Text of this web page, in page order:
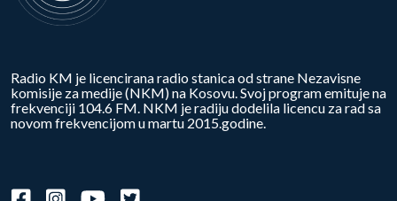
Radio KM je licencirana radio stanica od strane Nezavisne
komisije za medije (NKM) na Kosovu. Svoj program emituje na
frekvenciji 104.6 FM. NKM je radiju dodelila licencu za rad sa
novom frekvencijom u martu 2015.godine.